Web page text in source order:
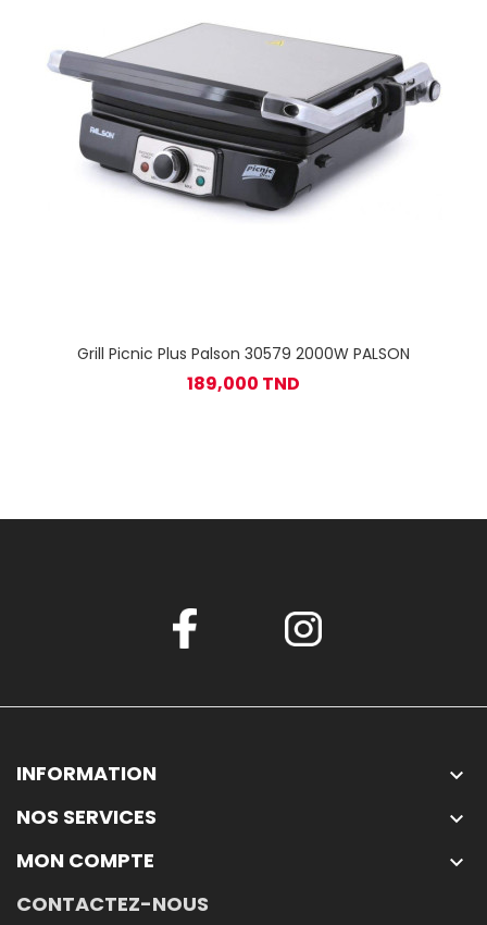
Grill Picnic Plus Palson 30579 2000W PALSON
189,000 TND
INFORMATION 
NOS SERVICES 
MON COMPTE 
CONTACTEZ-NOUS